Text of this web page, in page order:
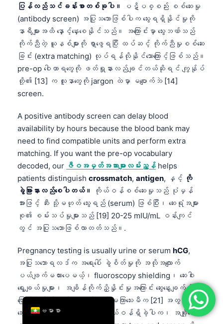
ပြန်လည်သင်ခန်းစာတစ်ခုပါ။
ပဋိပစ္စည်း စစ်ဆေးမှု
(antibody screen) အပြုသဘောဖြစ်ပါက သွေးရရှိနိုင်မှုကို
နာရီများအထိ နှောင့်နှေးစေနိုင်သည်။ အကြောင်းမှာ သွေးဘဏ်သည်
ကိုက်ညီတဲ့ ယူနစ်များကို ရှာဖွေရပြီး ထပ်ဆင့် ကိုက်ညီမှုစစ်ဆေး
ခြင်း (extra matching) လုပ်ရန်လိုနိုင်သောကြောင့်ဖြစ်သည်။
pre-op ဝေါဟာရတွေကို ဖတ်ရှုနားလည်ချင်တယ်ဆိုရင် ကျွန်ုပ်
တို့၏ [13] က လူနာတွေကို jargon ထဲမှာ မပျောက်ဘဲ [14]
screen.
A positive antibody screen can delay blood
availability by hours because the blood bank may
need to find compatible units and perform extra
matching. If you want the pre-op vocabulary
decoded, our ဇီဝအမှတ်အသားများလမ်းညွှန် helps
patients distinguish crossmatch, antigen, နှင့် ကို
ခွဲခြားနားလည်စေပါတယ်။
ကိုယ်ဝန်စစ်ဆေးမှုသည် ပုံမှန်
အားဖြင့် ဆီး သို့မဟုတ် သွေးရည် (serum) ဖြစ်ပြီး၊ ဆေးရုံအများ
စု၏ စမ်းသပ်မှုများသည် [19] 20-25 mIU/mL ဝန်းကျင်
တွင် အပြုသဘောဖြစ်လာတတ်သည်။.
Pregnancy testing is usually urine or serum hCG,
အပြုသဘောရလဒ်က အရေးပေါ် ခွဲစိတ်မှုကို အလိုအလျောက်
ပယ်ဖျက်မထားပေမယ့်၊ fluoroscopy shielding၊ ဆေးဝါး
ရွေးချယ်မှုများ၊ အချိန်ကိုက်ညှိနှိုင်းမှုအကြောင်း ဆွေးနွေးချက်တို့ကို
ပြောင်းလဲနိုင်သည်။ သင်သည် မကြာသေးမီက [21] အတွင်း
သွေးသွင်းခံရခြင်း သို့မဟုတ် ကိုယ်ဝန်ရှိခဲ့ပါက၊ အချို့သော
ဗမာစာ
English
Deutsch
العربية
עִבְרִית
Italiano
Español
Português
Ελληνικά
Türkçe
Română
简体中文
فارسی
Български
Dansk
Nederlands
हिन्दी
Bahasa Indonesia